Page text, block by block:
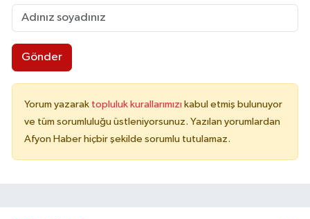
Gönder
Yorum yazarak topluluk kurallarımızı kabul etmiş bulunuyor
ve tüm sorumluluğu üstleniyorsunuz. Yazılan yorumlardan
Afyon Haber hiçbir şekilde sorumlu tutulamaz.